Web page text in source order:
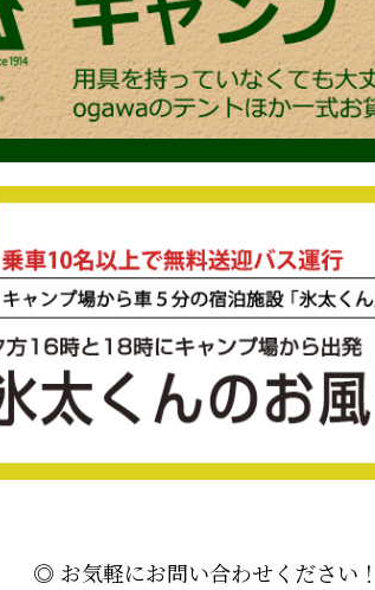
◎ お気軽にお問い合わせください！